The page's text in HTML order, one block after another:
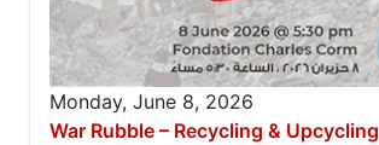
Monday, June 8, 2026
War Rubble – Recycling & Upcycling